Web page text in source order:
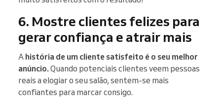
6. Mostre clientes felizes para
gerar confiança e atrair mais
A história de um cliente satisfeito é o seu melhor
anúncio.Quando potenciais clientes veem pessoas
reais a elogiar o seu salão, sentem-se mais
confiantes para marcar consigo.